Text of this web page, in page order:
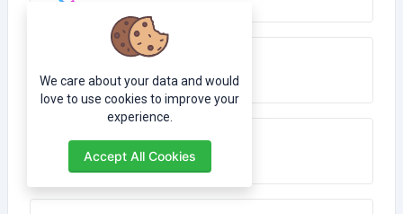
Décodage Base64
We care about your data and would
love to use cookies to improve your
experience.
Accept All Cookies